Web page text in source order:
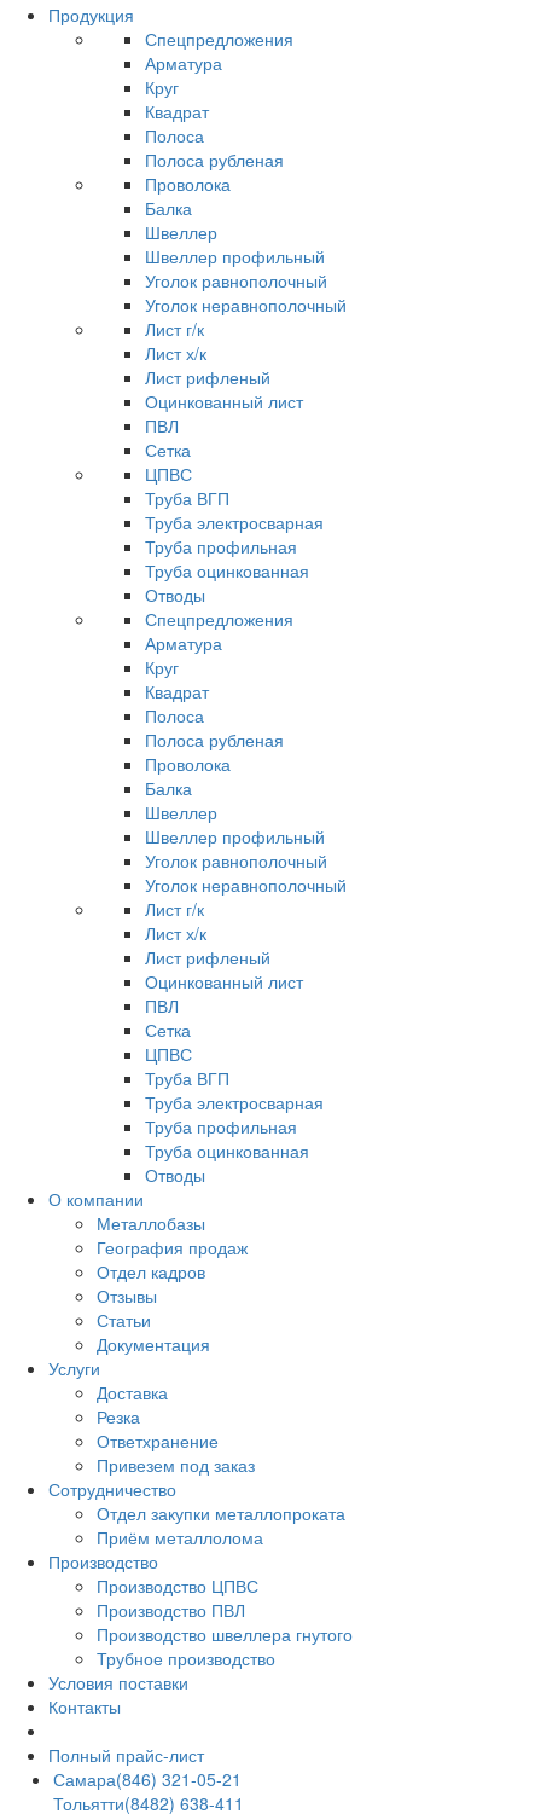
Продукция
Спецпредложения
Арматура
Круг
Квадрат
Полоса
Полоса рубленая
Проволока
Балка
Швеллер
Швеллер профильный
Уголок равнополочный
Уголок неравнополочный
Лист г/к
Лист х/к
Лист рифленый
Оцинкованный лист
ПВЛ
Сетка
ЦПВС
Труба ВГП
Труба электросварная
Труба профильная
Труба оцинкованная
Отводы
Спецпредложения
Арматура
Круг
Квадрат
Полоса
Полоса рубленая
Проволока
Балка
Швеллер
Швеллер профильный
Уголок равнополочный
Уголок неравнополочный
Лист г/к
Лист х/к
Лист рифленый
Оцинкованный лист
ПВЛ
Сетка
ЦПВС
Труба ВГП
Труба электросварная
Труба профильная
Труба оцинкованная
Отводы
О компании
Металлобазы
География продаж
Отдел кадров
Отзывы
Статьи
Документация
Услуги
Доставка
Резка
Ответхранение
Привезем под заказ
Сотрудничество
Отдел закупки металлопроката
Приём металлолома
Производство
Производство ЦПВС
Производство ПВЛ
Производство швеллера гнутого
Трубное производство
Условия поставки
Контакты
Полный прайс-лист
Самара(846) 321-05-21
Тольятти(8482) 638-411